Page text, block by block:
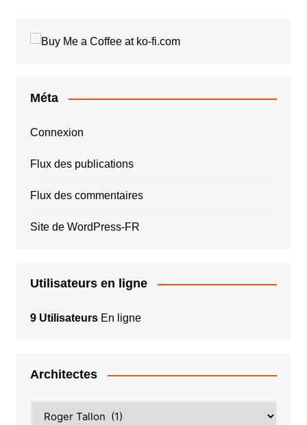
Méta
Connexion
Flux des publications
Flux des commentaires
Site de WordPress-FR
Utilisateurs en ligne
9 UtilisateursEn ligne
Architectes